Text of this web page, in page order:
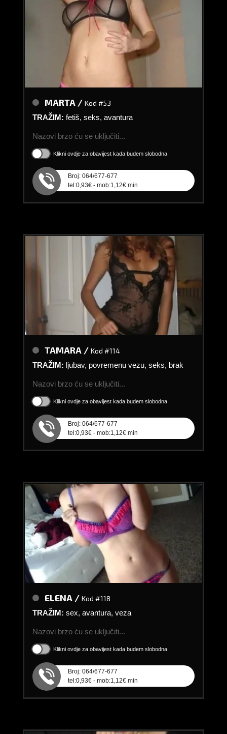
MARTA / Kod #53
TRAŽIM: fetiš, seks, avantura
Nazovi brzo ću se uključiti...
Klikni ovdje za obavijest kada budem slobodna
Broj: 064/677-677
tel:0,93€ - mob:1,12€ min
TAMARA / Kod #114
TRAŽIM: ljubav, povremenu vezu, seks, brak
Nazovi brzo ću se uključiti...
Klikni ovdje za obavijest kada budem slobodna
Broj: 064/677-677
tel:0,93€ - mob:1,12€ min
ELENA / Kod #118
TRAŽIM: sex, avantura, veza
Nazovi brzo ću se uključiti...
Klikni ovdje za obavijest kada budem slobodna
Broj: 064/677-677
tel:0,93€ - mob:1,12€ min